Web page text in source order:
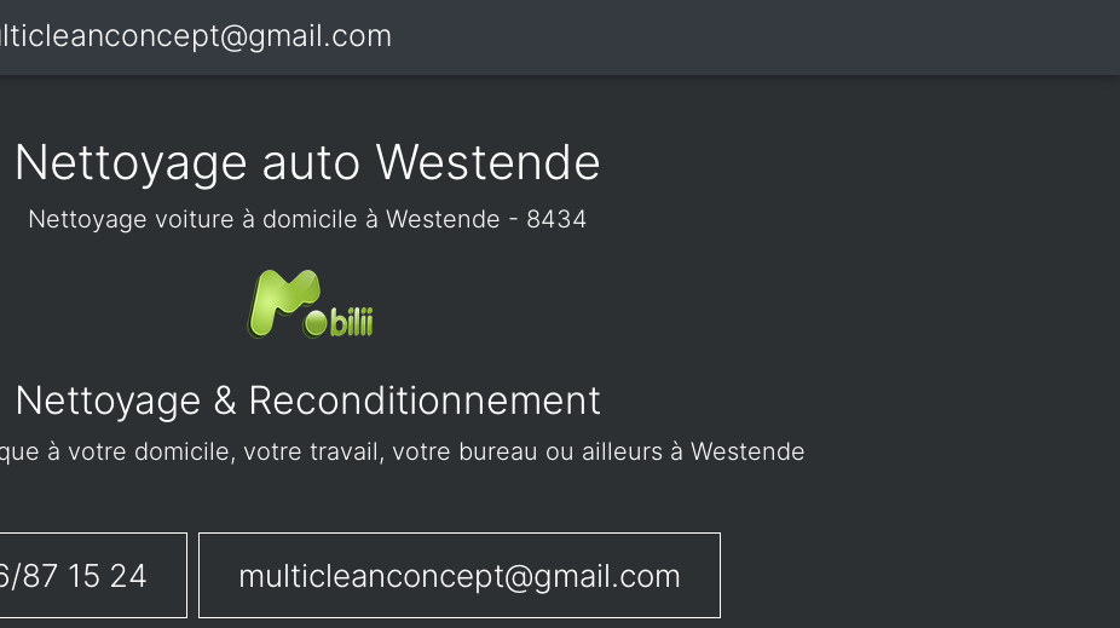
Nettoyage auto Westende
Nettoyage voiture à domicile à Westende - 8434
Nettoyage & Reconditionnement
à votre domicile, votre travail, votre bureau ou ailleurs à Westende
87 15 24 multicleanconcept@gmail.com